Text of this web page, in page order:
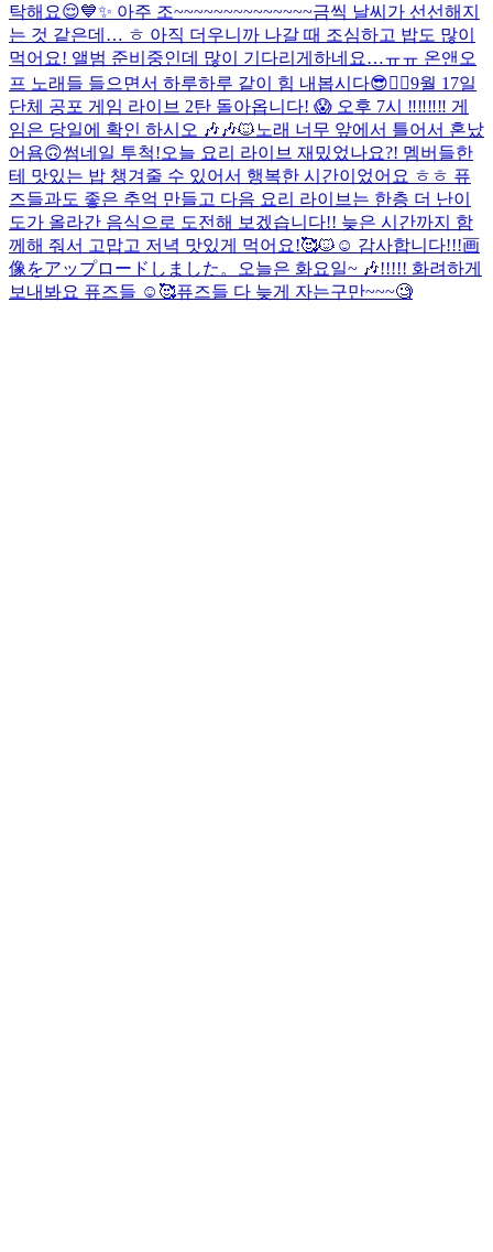
탁해요😌💙✨ 아주 조~~~~~~~~~~~~~~금씩 날씨가 선선해지
는 것 같은데… ㅎ 아직 더우니까 나갈 때 조심하고 밥도 많이
먹어요! 앨범 준비중인데 많이 기다리게하네요…ㅠㅠ 온앤오
프 노래들 들으면서 하루하루 같이 힘 내봅시다😎❤️‍🔥9월 17일
단체 공포 게임 라이브 2탄 돌아옵니다! 😱 오후 7시 ‼️‼️‼️‼️ 게
임은 당일에 확인 하시오 🎶🎶🐱노래 너무 앞에서 틀어서 혼났
어욤🙃썸네일 투척!오늘 요리 라이브 재밌었나요?! 멤버들한
테 맛있는 밥 챙겨줄 수 있어서 행복한 시간이었어요 ㅎㅎ 퓨
즈들과도 좋은 추억 만들고 다음 요리 라이브는 한층 더 난이
도가 올라간 음식으로 도전해 보겠습니다!! 늦은 시간까지 함
께해 줘서 고맙고 저녁 맛있게 먹어요!🥰🐱☺️ 감사합니다!!!画
像をアップロードしました。
오늘은 화요일~ 🎶!!!!! 화려하게
보내봐요 퓨즈들 ☺️🥰퓨즈들 다 늦게 자는구만~~~🧐